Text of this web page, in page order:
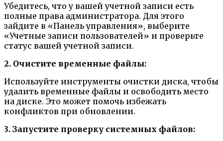
Убедитесь, что у вашей учетной записи есть
полные права администратора. Для этого
зайдите в «Панель управления», выберите
«Учетные записи пользователей» и проверьте
статус вашей учетной записи.
2. Очистите временные файлы:
Используйте инструменты очистки диска, чтобы
удалить временные файлы и освободить место
на диске. Это может помочь избежать
конфликтов при обновлении.
3. Запустите проверку системных файлов: